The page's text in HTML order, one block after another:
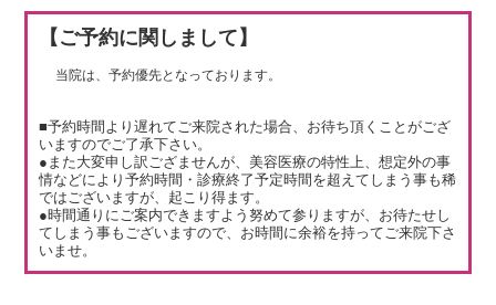
【ご予約に関しまして】
当院は、予約優先となっております。
■予約時間より遅れてご来院された場合、お待ち頂くことがござ
いますのでご了承下さい。
●また大変申し訳ござませんが、美容医療の特性上、想定外の事
情などにより予約時間・診療終了予定時間を超えてしまう事も稀
ではございますが、起こり得ます。
●時間通りにご案内できますよう努めて参りますが、お待たせし
てしまう事もございますので、お時間に余裕を持ってご来院下さ
いませ。